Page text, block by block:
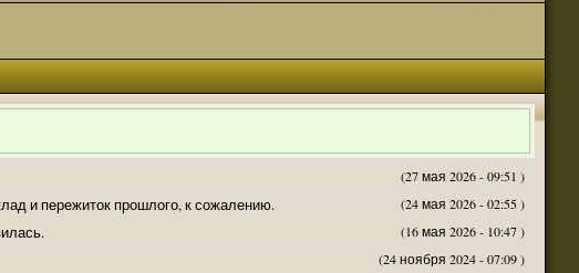
(27 мая 2026 - 09:51 )
(24 мая 2026 - 02:55 )
и пережиток прошлого, к сожалению.
(16 мая 2026 - 10:47 )
(24 ноября 2024 - 07:09 )